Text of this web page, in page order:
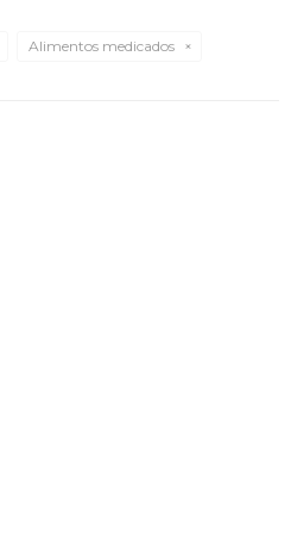
Alimentos medicados